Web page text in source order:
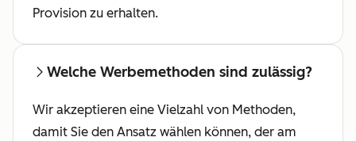
Provision zu erhalten.
Welche Werbemethoden sind zulässig?
Wir akzeptieren eine Vielzahl von Methoden,
damit Sie den Ansatz wählen können, der am